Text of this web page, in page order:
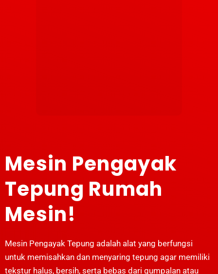
Mesin Pengayak
Tepung Rumah
Mesin!
Mesin Pengayak Tepung adalah alat yang berfungsi
untuk memisahkan dan menyaring tepung agar memiliki
tekstur halus, bersih, serta bebas dari gumpalan atau